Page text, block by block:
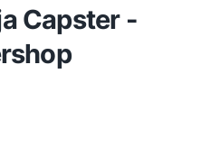
Capster -